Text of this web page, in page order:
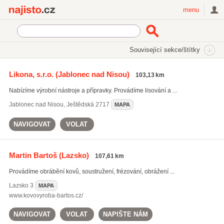
menu
Související sekce/štítky
soustružení (973)
frézování(866)
Likona, s.r.o.(Jablonec nad Nisou) 103,13 km
Nabízíme výrobní nástroje a přípravky. Provádíme lisování a ...
Jablonec nad Nisou, Ještědská 2717 MAPA
NAVIGOVAT VOLAT
Martin Bartoš(Lazsko) 107,61 km
Provádíme obrábění kovů, soustružení, frézování, obrážení ...
Lazsko 3 MAPA
www.kovovyroba-bartos.cz/
NAVIGOVAT VOLAT NAPIŠTE NÁM